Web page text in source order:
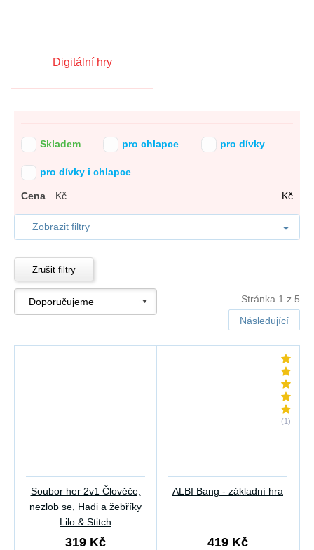
Digitální hry
Skladem pro chlapce pro dívky
pro dívky i chlapce
Cena Kč Kč
Zobrazit filtry
Zrušit filtry
Stránka 1 z 5
Následující
Soubor her 2v1 Člověče,
nezlob se, Hadi a žebříky
Lilo & Stitch
319 Kč
(1)
ALBI Bang - základní hra
419 Kč